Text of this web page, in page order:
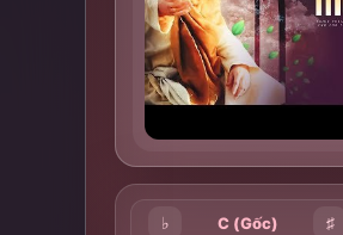
♭ C (Gốc) ♯